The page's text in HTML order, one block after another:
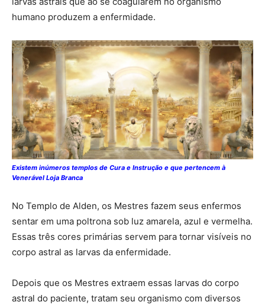
humano produzem a enfermidade.
Existem inúmeros templos de Cura e Instrução e que pertencem à
Venerável Loja Branca
No Templo de Alden, os Mestres fazem seus enfermos
sentar em uma poltrona sob luz amarela, azul e vermelha.
Essas três cores primárias servem para tornar visíveis no
corpo astral as larvas da enfermidade.
Depois que os Mestres extraem essas larvas do corpo
astral do paciente, tratam seu organismo com diversos